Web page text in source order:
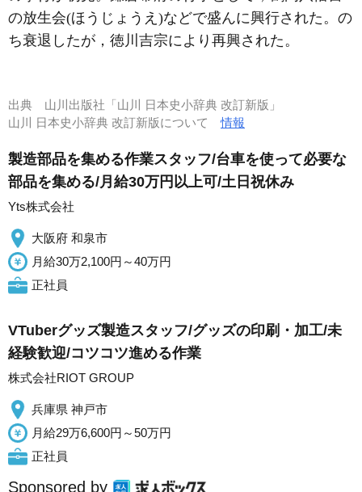
の放生会(ほうじょうえ)などで盛んに興行された。の
ち衰退したが，徳川吉宗により再興された。
出典 山川出版社「山川 日本史小辞典 改訂新版」
山川 日本史小辞典 改訂新版について情報
製造部品を集める作業スタッフ/台車を使って必要な
部品を集める/月給30万円以上可/土日祝休み
Yts株式会社
大阪府 和泉市
月給30万2,100円～40万円
正社員
VTuberグッズ製造スタッフ/グッズの印刷・加工/未
経験歓迎/コツコツ進める作業
株式会社RIOT GROUP
兵庫県 神戸市
月給29万6,600円～50万円
正社員
Sponsored by